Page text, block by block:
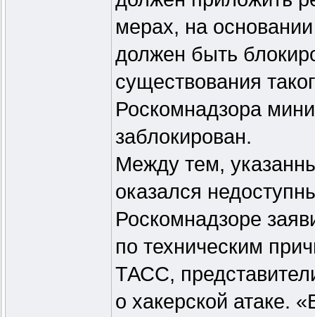
мерах, на основании
должен быть
существования
Роскомнадзора
заблокирован.
Между тем,
оказался
Роскомнадзоре
по техническим
ТАСС,
о хакерской атаке.